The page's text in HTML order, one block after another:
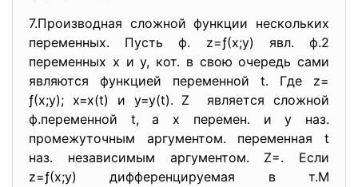
7.Производная сложной функции нескольких
переменных. Пусть ф. z=ƒ(х;у) явл. ф.2
переменных х и у, кот. в свою очередь сами
являются функцией переменной t. Где z=
ƒ(х;у); х=х(t) и у=у(t). Z является сложной
ф.переменной t, а х перемен. и у наз.
промежуточным аргументом. переменная t
наз. независимым аргументом. Z=. Если
z=ƒ(х;у) дифференцируемая в т.М